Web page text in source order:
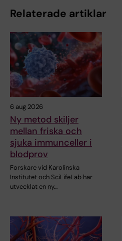
Relaterade artiklar
6 aug 2026
Ny metod skiljer
mellan friska och
sjuka immunceller i
blodprov
Forskare vid Karolinska
Institutet och SciLifeLab har
utvecklat en ny…